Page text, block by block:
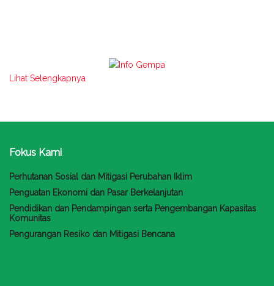
Lihat Selengkapnya
Fokus Kami
Perhutanan Sosial dan Mitigasi Perubahan Iklim
Penguatan Ekonomi dan Pasar Berkelanjutan
Pendidikan dan Pendampingan serta Pengembangan Kapasitas
Komunitas
Pengurangan Resiko dan Mitigasi Bencana